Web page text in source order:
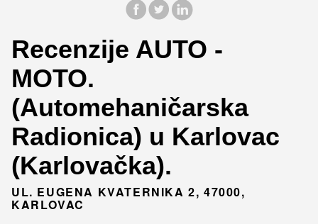
Recenzije AUTO -
MOTO.
(Automehaničarska
Radionica) u Karlovac
(Karlovačka).
UL. EUGENA KVATERNIKA 2, 47000,
KARLOVAC